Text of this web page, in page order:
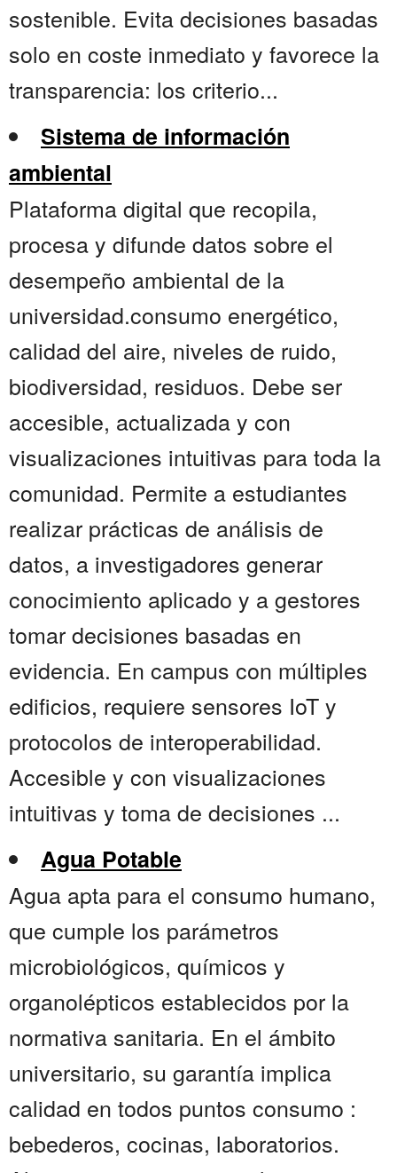
sostenible. Evita decisiones basadas
solo en coste inmediato y favorece la
transparencia: los criterio...
Sistema de información
ambiental
Plataforma digital que recopila,
procesa y difunde datos sobre el
desempeño ambiental de la
universidad.consumo energético,
calidad del aire, niveles de ruido,
biodiversidad, residuos. Debe ser
accesible, actualizada y con
visualizaciones intuitivas para toda la
comunidad. Permite a estudiantes
realizar prácticas de análisis de
datos, a investigadores generar
conocimiento aplicado y a gestores
tomar decisiones basadas en
evidencia. En campus con múltiples
edificios, requiere sensores IoT y
protocolos de interoperabilidad.
Accesible y con visualizaciones
intuitivas y toma de decisiones ...
Agua Potable
Agua apta para el consumo humano,
que cumple los parámetros
microbiológicos, químicos y
organolépticos establecidos por la
normativa sanitaria. En el ámbito
universitario, su garantía implica
calidad en todos puntos consumo :
bebederos, cocinas, laboratorios.